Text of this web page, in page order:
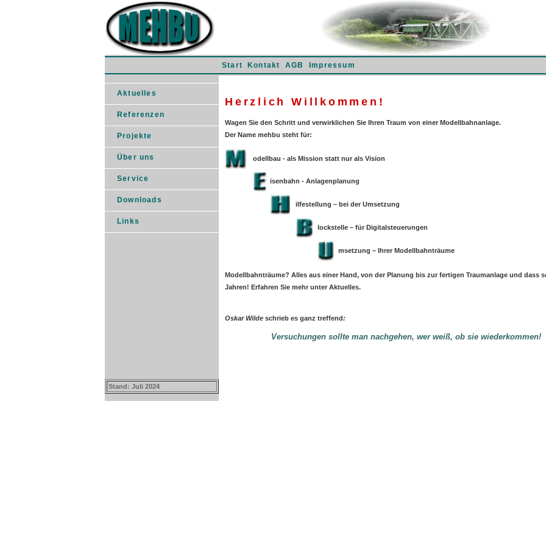
Start Kontakt AGB Impressum
Aktuelles
Referenzen
Projekte
Über uns
Service
Downloads
Links
Stand: Juli 2024
Herzlich Willkommen!
Wagen Sie den Schritt und verwirklichen Sie Ihren Traum von einer Modellbahnanlage.
Der Name mehbu steht für:
odellbau - als Mission statt nur als Vision
isenbahn - Anlagenplanung
ilfestellung – bei der Umsetzung
lockstelle – für Digitalsteuerungen
msetzung – Ihrer Modellbahnträume
Modellbahnträume? Alles aus einer Hand, von der Planung bis zur fertigen Traumanlage und dass
Jahren! Erfahren Sie mehr unter Aktuelles.
Oskar Wilde schrieb es ganz treffend:
Versuchungen sollte man nachgehen, wer weiß, ob sie wiederkommen!